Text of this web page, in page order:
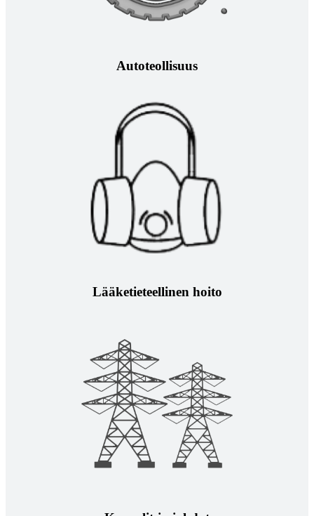
Autoteollisuus
Lääketieteellinen hoito